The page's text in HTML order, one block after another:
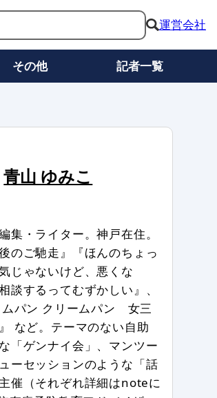
運営会社
その他 記者一覧
青山 ゆみこ
集・ライター。神戸在住。
のご馳走』『ほんのちょっ
じゃないけど、悪くな
談するってむずかしい』、
ムパン クリームパン 女三
など。テーマのない自助
「ゲンナイ会」、マンツー
ーセッションのような「話
催（それぞれ詳細はnoteに